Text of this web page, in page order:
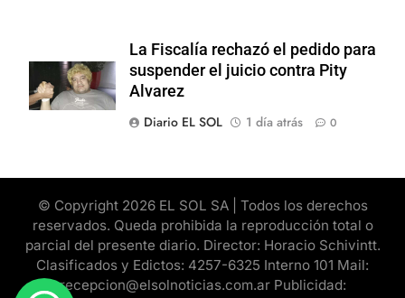
La Fiscalía rechazó el pedido para
suspender el juicio contra Pity
Alvarez
Diario EL SOL
1 día atrás 0
© Copyright 2026 EL SOL SA | Todos los derechos
reservados. Queda prohibida la reproducción total o
parcial del presente diario. Director: Horacio Schivintt.
Clasificados y Edictos: 4257-6325 Interno 101 Mail:
recepcion@elsolnoticias.com.ar Publicidad: